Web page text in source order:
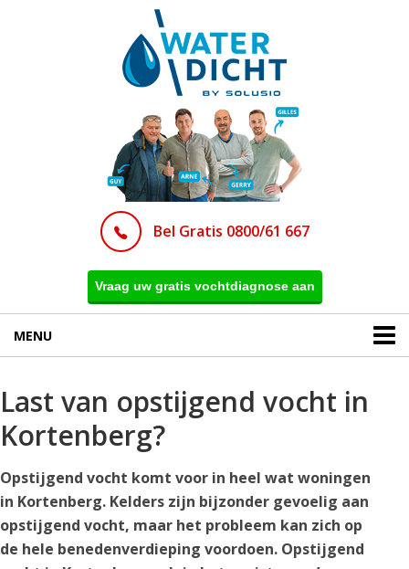
Bel Gratis 0800/61 667
Vraag uw gratis vochtdiagnose aan
MENU
Last van opstijgend vocht in
Kortenberg?
Opstijgend vocht komt voor in heel wat woningen
in Kortenberg. Kelders zijn bijzonder gevoelig aan
opstijgend vocht, maar het probleem kan zich op
de hele benedenverdieping voordoen. Opstijgend